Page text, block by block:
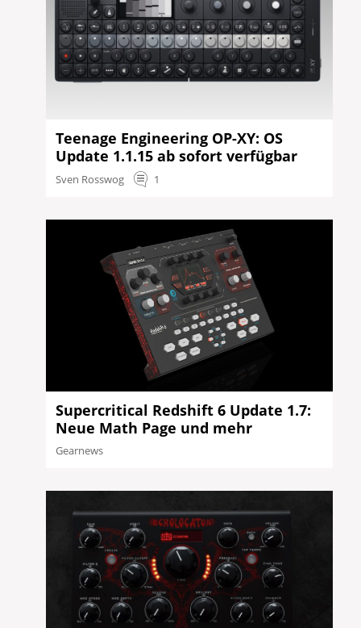
Teenage Engineering OP-XY: OS
Update 1.1.15 ab sofort verfügbar
Sven Rosswog 1
Supercritical Redshift 6 Update 1.7:
Neue Math Page und mehr
Gearnews